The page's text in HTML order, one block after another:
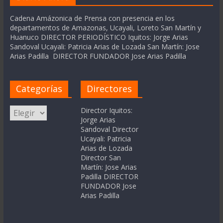
Cadena Amázonica de Prensa con presencia en los
departamentos de Amazonas, Ucayali, Loreto San Martín y
Huanuco DIRECTOR PERIODÍSTICO Iquitos: Jorge Arias
Sandoval Ucayali: Patricia Arias de Lozada San Martín: Jose
Arias Padilla DIRECTOR FUNDADOR Jose Arias Padilla
Categorías
Categorías
Directores
Director Iquitos:
Jorge Arias
Sandoval Director
Ucayali: Patricia
Arias de Lozada
Director San
Martín: Jose Arias
Padilla DIRECTOR
FUNDADOR Jose
Arias Padilla